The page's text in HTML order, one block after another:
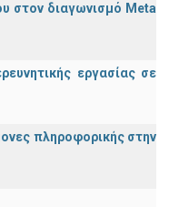
στον διαγωνισμό Meta
εργασίας σε
πληροφορικής στην